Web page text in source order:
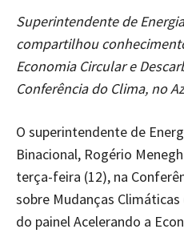
Superintendente de
compartilhou
Economia Circular e
Conferência do Clima, no
O superintendente de
Binacional, Rogério
terça-feira (12), na
sobre Mudanças Climáticas
do painel Acelerando a